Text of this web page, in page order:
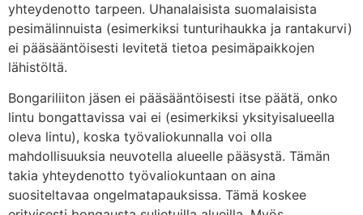
yhteydenotto tarpeen. Uhanalaisista suomalaisista
pesimälinnuista (esimerkiksi tunturihaukka ja rantakurvi)
ei pääsääntöisesti levitetä tietoa pesimäpaikkojen
lähistöltä.
Bongariliiton jäsen ei pääsääntöisesti itse päätä, onko
lintu bongattavissa vai ei (esimerkiksi yksityisalueella
oleva lintu), koska työvaliokunnalla voi olla
mahdollisuuksia neuvotella alueelle pääsystä. Tämän
takia yhteydenotto työvaliokuntaan on aina
suositeltavaa ongelmatapauksissa. Tämä koskee